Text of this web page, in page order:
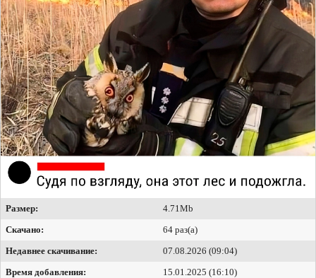
Размер:
4.71Mb
Скачано:
64 раз(а)
Недавнее скачивание:
07.08.2026 (09:04)
Время добавления:
15.01.2025 (16:10)